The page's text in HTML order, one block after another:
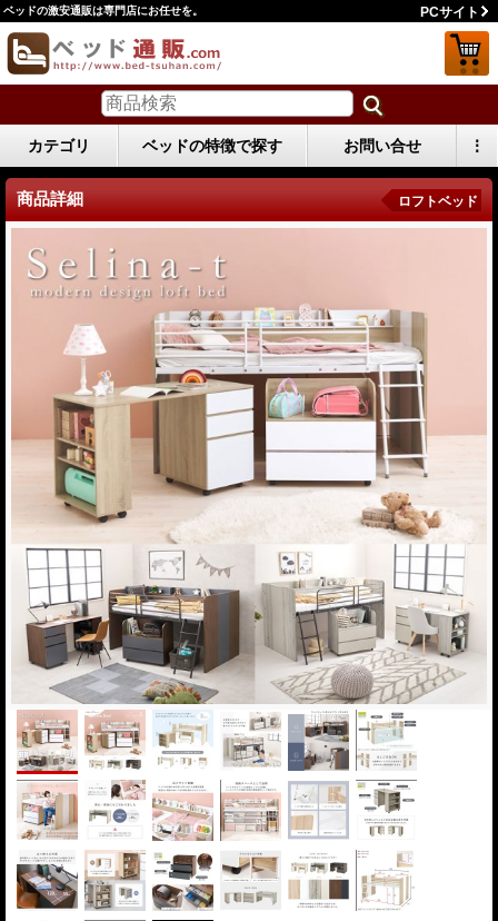
ベッドの激安通販は専門店にお任せを。 PCサイト
カテゴリ ベッドの特徴で探す お問い合せ ⋮
商品詳細 ロフトベッド